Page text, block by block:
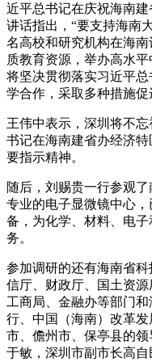
近平总书记在庆祝海南
讲话指出，“要支持海南
名高校和研究机构在海
质教育资源，举办高水
将坚决贯彻落实习近平
学合作，采取多种措施促
王伟中表示，深圳将不
书记在海南建省办经济
要指示精神。
随后，刘赐贵一行参观
专业的电子显微镜中心
备，为化学、材料、电
务。
参加调研的还有海南省
信厅、财政厅、国土资源
工商局、金融办等部门
行、中国（海南）改革
市、儋州市、保亭县的
于敏，深圳市副市长高